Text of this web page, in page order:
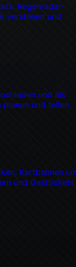
Regenradar-
verstehen und
und als
planen und teilen.
Kartbahnen
und Gasttickets